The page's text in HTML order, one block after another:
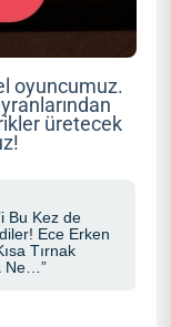
oyuncumuz.
üretecek